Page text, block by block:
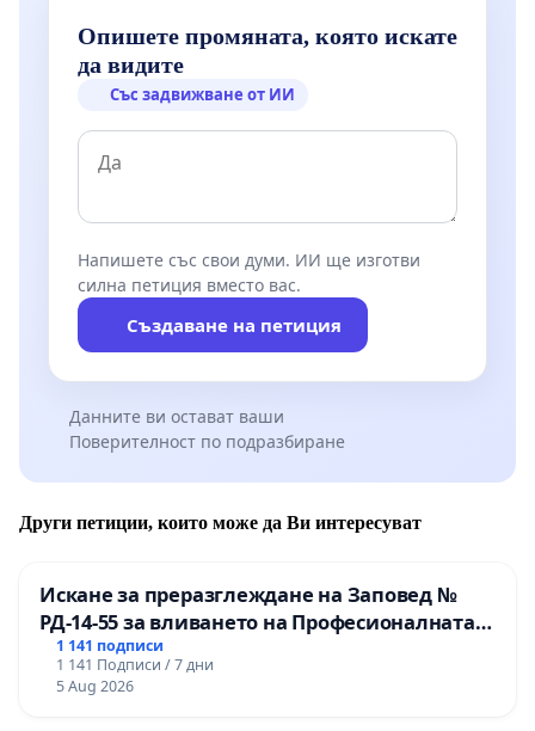
Опишете промяната, която искате
да видите
Със задвижване от ИИ
Напишете със свои думи. ИИ ще изготви
силна петиция вместо вас.
Създаване на петиция
Данните ви остават ваши
Поверителност по подразбиране
Други петиции, които може да Ви интересуват
Искане за преразглеждане на Заповед №
РД-14-55 за вливането на Професионалната
гимназия по промишлени технологии в
Професионалната гимназия по икономика и
мениджмънт – гр. Пазарджик
1 141 подписи
1 141 Подписи / 7 дни
5 Aug 2026